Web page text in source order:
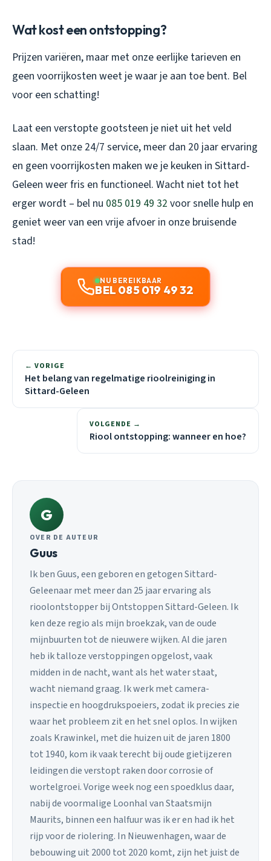
Wat kost een ontstopping?
Prijzen variëren, maar met onze eerlijke tarieven en
geen voorrijkosten weet je waar je aan toe bent. Bel
voor een schatting!
Laat een verstopte gootsteen je niet uit het veld
slaan. Met onze 24/7 service, meer dan 20 jaar ervaring
en geen voorrijkosten maken we je keuken in Sittard-
Geleen weer fris en functioneel. Wacht niet tot het
erger wordt – bel nu 085 019 49 32 voor snelle hulp en
geniet weer van een vrije afvoer in onze bruisende
stad!
NU BEREIKBAAR
BEL 085 019 49 32
← VORIGE
Het belang van regelmatige rioolreiniging in
Sittard-Geleen
VOLGENDE →
Riool ontstopping: wanneer en hoe?
G
OVER DE AUTEUR
Guus
Ik ben Guus, een geboren en getogen Sittard-
Geleenaar met meer dan 25 jaar ervaring als
rioolontstopper bij Ontstoppen Sittard-Geleen. Ik
ken deze regio als mijn broekzak, van de oude
mijnbuurten tot de nieuwere wijken. Al die jaren
heb ik talloze verstoppingen opgelost, vaak
midden in de nacht, want als het water staat,
wacht niemand graag. Ik werk met camera-
inspectie en hoogdrukspoeiers, zodat ik precies zie
waar het probleem zit en het snel oplos. In wijken
zoals Krawinkel, met die huizen uit de jaren 1800
tot 1940, kom ik vaak terecht bij oude gietijzeren
leidingen die verstopt raken door corrosie of
wortelgroei. Vorige week nog een spoedklus daar,
nabij de voormalige Loonhal van Staatsmijn
Maurits, binnen een halfuur was ik er en had ik het
rijp voor de riolering. In Nieuwenhagen, waar de
bebouwing uit 2000 tot 2020 komt, zijn het juist de